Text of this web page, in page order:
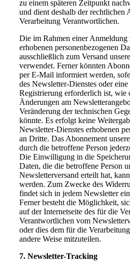
zu einem späteren Zeitpunkt
und dient deshalb der rechtlichen
Verarbeitung Verantwortlichen.
Die im Rahmen einer Anmeldung
erhobenen personenbezogenen
ausschließlich zum Versand
verwendet. Ferner könnten
per E-Mail informiert werden,
des Newsletter-Dienstes oder
Registrierung erforderlich ist, wie
Änderungen am
Veränderung der technischen
könnte. Es erfolgt keine
Newsletter-Dienstes erhobenen
an Dritte. Das Abonnement
durch die betroffene Person
Die Einwilligung in die
Daten, die die betroffene Person
Newsletterversand erteilt hat,
werden. Zum Zwecke des
findet sich in jedem Newsletter
Ferner besteht die Möglichkeit,
auf der Internetseite des für die
Verantwortlichen vom
oder dies dem für die
andere Weise mitzuteilen.
7. Newsletter-Tracking